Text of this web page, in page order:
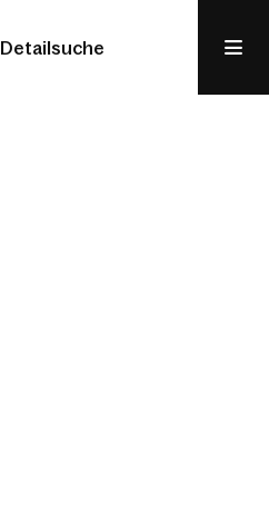
Detailsuche